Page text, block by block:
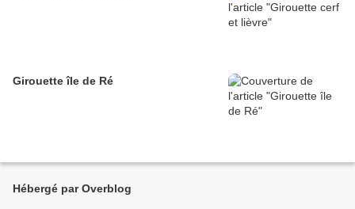
Girouette île de Ré
Hébergé par Overblog